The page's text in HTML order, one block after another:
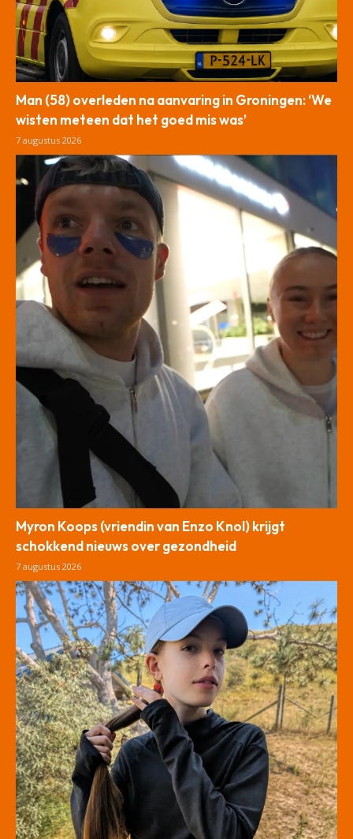
Man (58) overleden na aanvaring in Groningen: ‘We
wisten meteen dat het goed mis was’
7 augustus 2026
Myron Koops (vriendin van Enzo Knol) krijgt
schokkend nieuws over gezondheid
7 augustus 2026